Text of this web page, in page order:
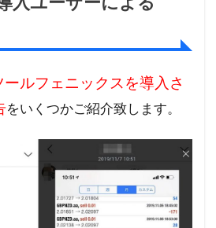
ールフェニックスを導入さ
をいくつかご紹介致します。